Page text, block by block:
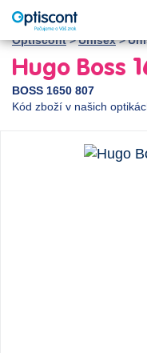
Optiscont Unisex
Hugo Boss
BOSS 1650 807
Kód zboží v našich